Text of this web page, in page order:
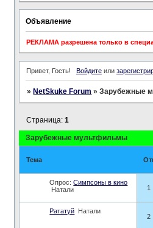
Объявление
РЕКЛАМА разрешена только в
Привет, Гость! Войдитеили
» NetSkuke Forum »Зарубежные
Зарубежные мультфильмы
Страница:1
Тема
Опрос: Симпсоны в кино
Натали
1
Рататуй Натали
2